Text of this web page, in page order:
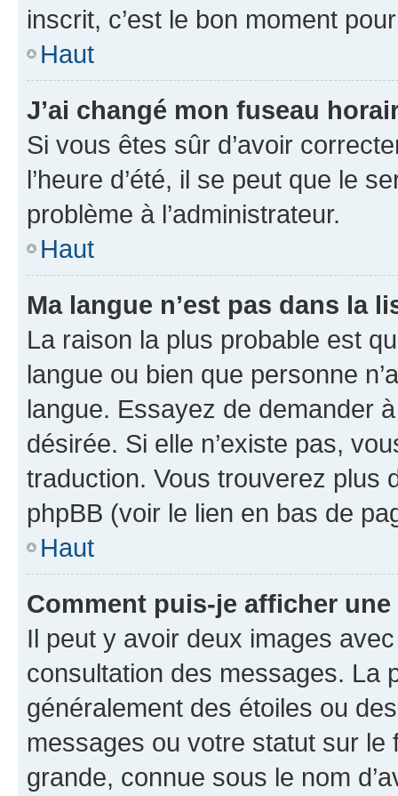
inscrit, c’est le bon moment
Haut
J’ai changé mon fuseau
Si vous êtes sûr d’avoir
l’heure d’été, il se peut que le
problème à l’administrateur.
Haut
Ma langue n’est pas dans la
La raison la plus probable est
langue ou bien que personne
langue. Essayez de demander
désirée. Si elle n’existe pas,
traduction. Vous trouverez plus
phpBB (voir le lien en bas de
Haut
Comment puis-je afficher
Il peut y avoir deux images
consultation des messages. La
généralement des étoiles ou
messages ou votre statut sur
grande, connue sous le nom